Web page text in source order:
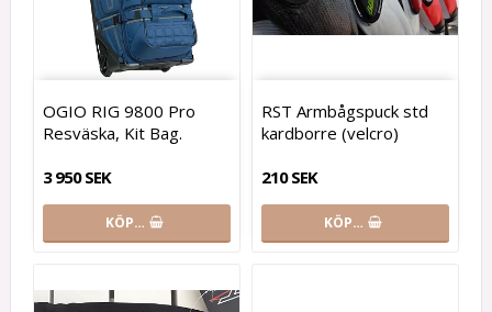
OGIO RIG 9800 Pro
Resväska, Kit Bag.
3 950 SEK
KÖP…
RST Armbågspuck std
kardborre (velcro)
210 SEK
KÖP…